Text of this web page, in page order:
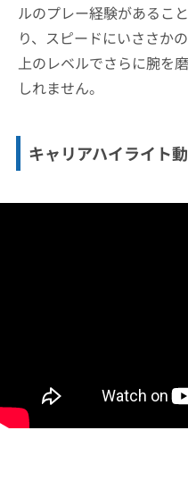
ルのプレー経験があるこ
り、スピードにいささか
上のレベルでさらに腕を
しれません。
キャリアハイライト